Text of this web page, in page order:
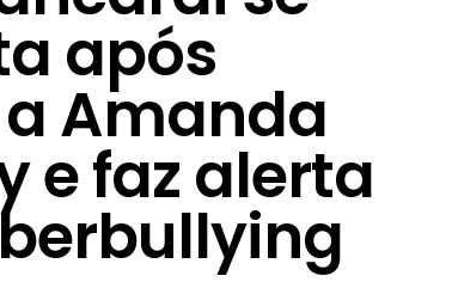
após
Amanda
e faz alerta